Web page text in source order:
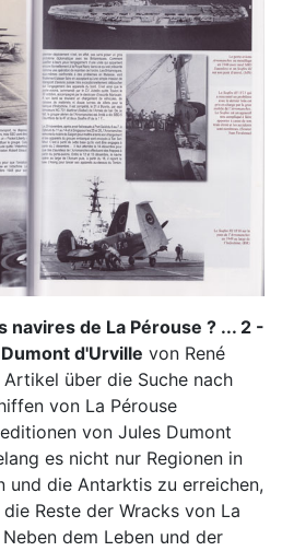
navires de La Pérouse ? ... 2 -
d'Urville von René
über die Suche nach
von La Pérouse
von Jules Dumont
es nicht nur Regionen in
und die Antarktis zu erreichen,
Reste der Wracks von La
dem Leben und der